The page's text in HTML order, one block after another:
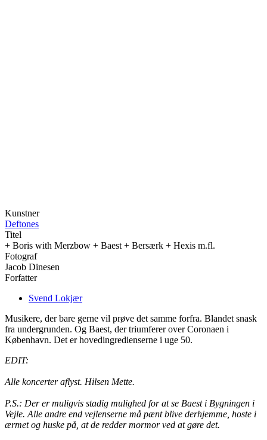
Kunstner
Deftones
Titel
+ Boris with Merzbow + Baest + Bersærk + Hexis m.fl.
Fotograf
Jacob Dinesen
Forfatter
Svend Lokjær
Musikere, der bare gerne vil prøve det samme forfra. Blandet snask
fra undergrunden. Og Baest, der triumferer over Coronaen i
København. Det er hovedingredienserne i uge 50.
EDIT:
Alle koncerter aflyst. Hilsen Mette.
P.S.: Der er muligvis stadig mulighed for at se Baest i Bygningen i
Vejle. Alle andre end vejlenserne må pænt blive derhjemme, hoste i
ærmet og huske på, at de redder mormor ved at gøre det.